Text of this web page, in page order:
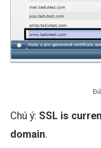
Chú ý: SSL is
domain.